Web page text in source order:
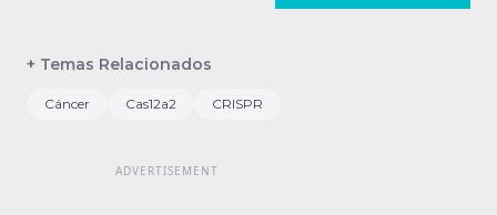
+ Temas Relacionados
Cáncer Cas12a2 CRISPR